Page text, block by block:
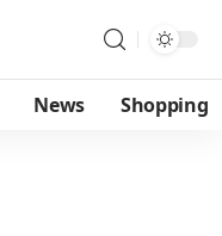
News Shopping